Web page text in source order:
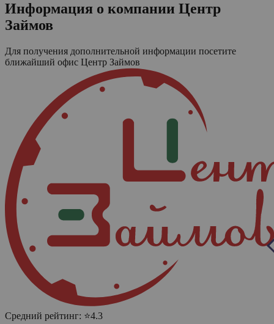
Информация о компании Центр
Займов
Для получения дополнительной информации посетите
ближайший офис Центр Займов
Средний рейтинг: ⭐4.3